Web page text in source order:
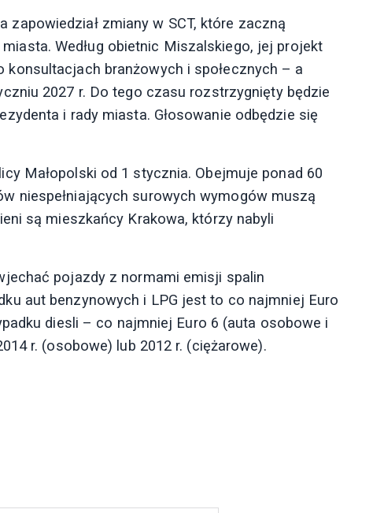
zapowiedział zmiany w SCT, które zaczną
Według obietnic Miszalskiego, jej projekt
branżowych i społecznych – a
2027 r. Do tego czasu rozstrzygnięty będzie
i rady miasta. Głosowanie odbędzie się
Małopolski od 1 stycznia. Obejmuje ponad 60
niespełniających surowych wymogów muszą
są mieszkańcy Krakowa, którzy nabyli
pojazdy z normami emisji spalin
aut benzynowych i LPG jest to co najmniej Euro
diesli – co najmniej Euro 6 (auta osobowe i
r. (osobowe) lub 2012 r. (ciężarowe).